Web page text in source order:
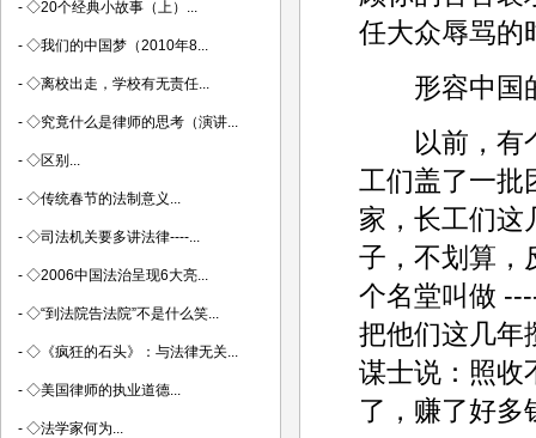
任大众辱骂的
形容中国的
以前，有个
工们盖了一批
家，长工们这
子，不划算，
个名堂叫做
把他们这几年
谋士说：照收
了，赚了好多
- ◇20个经典小故事（上）...
- ◇我们的中国梦（2010年8...
- ◇离校出走，学校有无责任...
- ◇究竟什么是律师的思考（演讲...
- ◇区别...
- ◇传统春节的法制意义...
- ◇司法机关要多讲法律----...
- ◇2006中国法治呈现6大亮...
- ◇“到法院告法院”不是什么笑...
- ◇《疯狂的石头》：与法律无关...
- ◇美国律师的执业道德...
- ◇法学家何为...